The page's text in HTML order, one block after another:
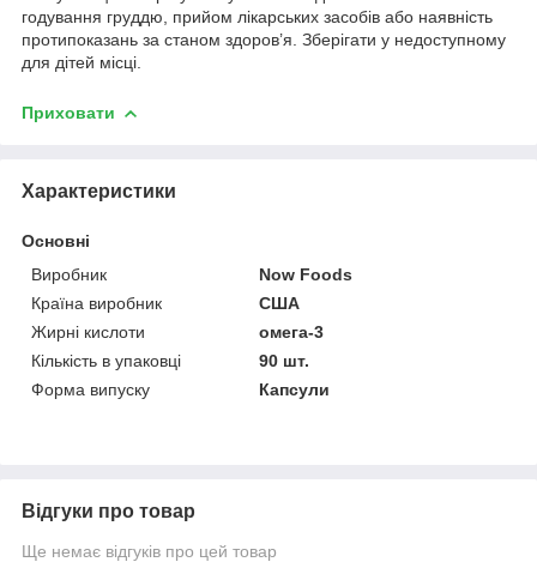
годування груддю, прийом лікарських засобів або наявність
протипоказань за станом здоров’я. Зберігати у недоступному
для дітей місці.
Приховати
Характеристики
Основні
Виробник
Now Foods
Країна виробник
США
Жирні кислоти
омега-3
Кількість в упаковці
90 шт.
Форма випуску
Капсули
Відгуки про товар
Ще немає відгуків про цей товар